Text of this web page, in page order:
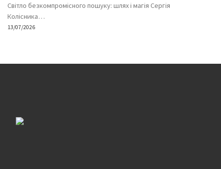
Світло безкомпромісного пошуку: шлях і магія Сергія
Колісника…
13/07/2026